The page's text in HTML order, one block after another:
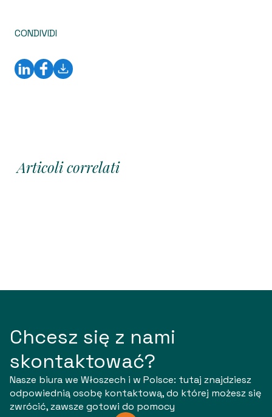
CONDIVIDI
Articoli correlati
Chcesz się z nami
skontaktować?
Nasze biura we Włoszech i w Polsce: tutaj znajdziesz
odpowiednią osobę kontaktową, do której możesz się
zwrócić, zawsze gotowi do pomocy